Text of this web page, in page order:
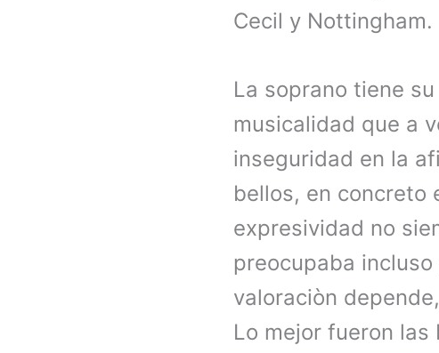
Cecil y Nottingham.
La soprano tiene
musicalidad que a
inseguridad en la
bellos, en concreto
expresividad no
preocupaba
valoraciòn
Lo mejor fueron